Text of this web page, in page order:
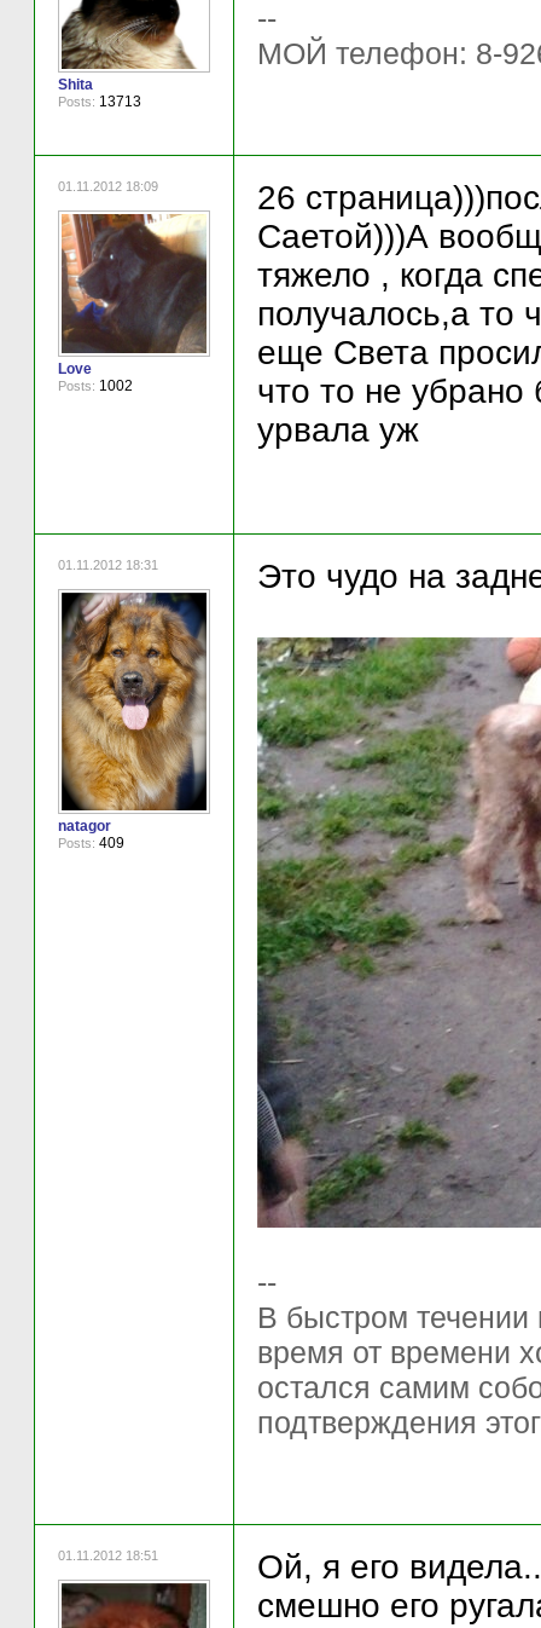
Shita
Posts: 13713
--
МОЙ телефон: 8-
01.11.2012 18:09
Love
Posts: 1002
26
Саетой)))А
тяжело , когда
получалось,а то
еще Света
что то не убрано
урвала уж
01.11.2012 18:31
natagor
Posts: 409
Это чудо на
--
В быстром
время от времени
остался самим
подтверждения
01.11.2012 18:51
Ой, я его
смешно его